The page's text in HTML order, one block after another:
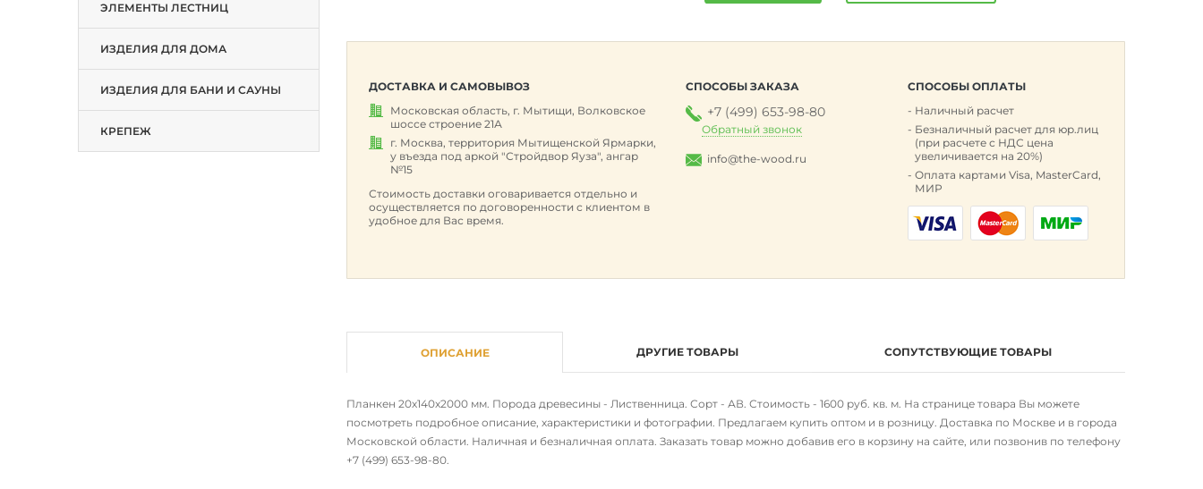
ЭЛЕМЕНТЫ ЛЕСТНИЦ
ИЗДЕЛИЯ ДЛЯ ДОМА
ИЗДЕЛИЯ ДЛЯ БАНИ И САУНЫ
КРЕПЕЖ
ДОСТАВКА И САМОВЫВОЗ
Московская область, г. Мытищи, Волковское
шоссе строение 21А
г. Москва, территория Мытищенской Ярмарки,
у въезда под аркой "Стройдвор Яуза", ангар
№15
Стоимость доставки оговаривается отдельно и
осуществляется по договоренности с клиентом в
удобное для Вас время.
СПОСОБЫ ЗАКАЗА
+7 (499) 653-98-80
Обратный звонок
info@the-wood.ru
СПОСОБЫ ОПЛАТЫ
Наличный расчет
Безналичный расчет для юр.лиц
(при расчете с НДС цена
увеличивается на 20%)
Оплата картами Visa, MasterCard,
МИР
ОПИСАНИЕ
Планкен 20х140х2000 мм. Порода древесины - Лиственница. Сорт - АВ. Стоимость - 1600 руб. кв. м. На странице товара Вы можете
посмотреть подробное описание, характеристики и фотографии. Предлагаем купить оптом и в розницу. Доставка по Москве и в города
Московской области. Наличная и безналичная оплата. Заказать товар можно добавив его в корзину на сайте, или позвонив по телефону
+7 (499) 653-98-80.
ДРУГИЕ ТОВАРЫ СОПУТСТВУЮЩИЕ ТОВАРЫ